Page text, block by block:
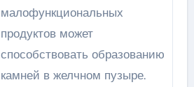
малофункциональных
продуктов может
способствовать образованию
камней в желчном пузыре.